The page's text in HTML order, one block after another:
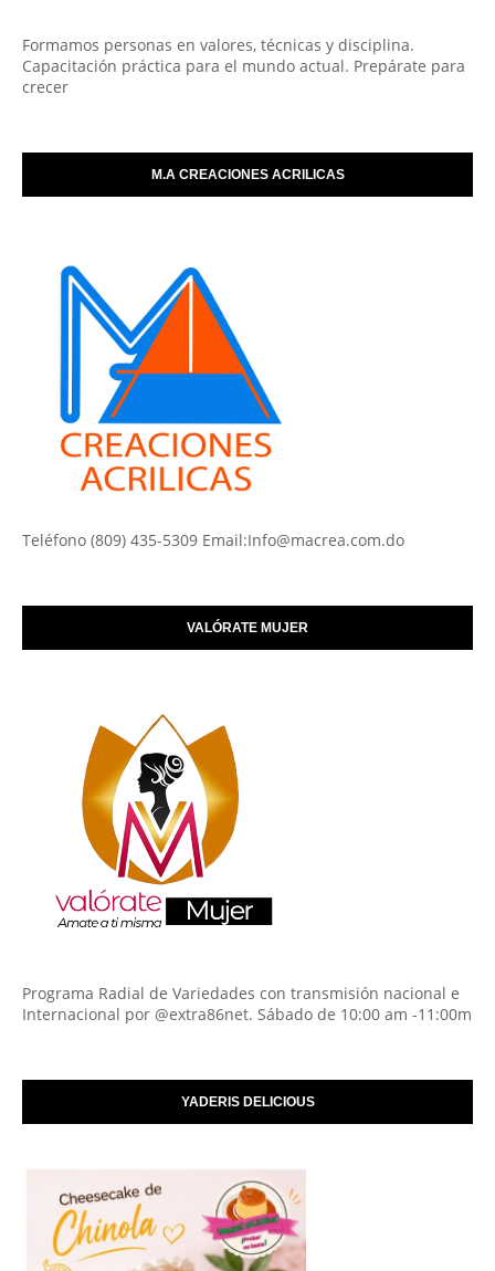
Formamos personas en valores, técnicas y disciplina.
Capacitación práctica para el mundo actual. Prepárate para
crecer
M.A CREACIONES ACRILICAS
Teléfono (809) 435-5309 Email:Info@macrea.com.do
VALÓRATE MUJER
Programa Radial de Variedades con transmisión nacional e
Internacional por @extra86net. Sábado de 10:00 am -11:00m
YADERIS DELICIOUS